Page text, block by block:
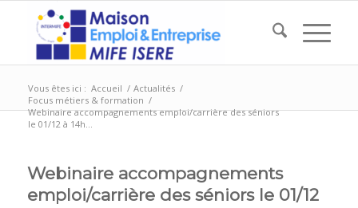
Vous êtes ici : Accueil / Actualités /
Focus métiers & formation /
Webinaire accompagnements emploi/carrière des séniors
le 01/12 à 14h...
Webinaire accompagnements
emploi/carrière des séniors le 01/12